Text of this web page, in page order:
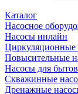
Каталог
Насосное
Насосы инлайн
Циркуляционные
Повысительные
Насосы для
Скважинные
Дренажные